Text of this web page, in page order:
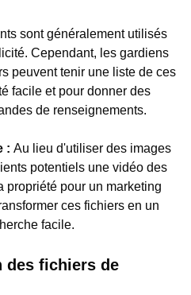
sont généralement utilisés
Cependant, les gardiens
peuvent tenir une liste de ces
facile et pour donner des
de renseignements.
: Au lieu d'utiliser des images
potentiels une vidéo des
propriété pour un marketing
ces fichiers en un
facile.
des fichiers de